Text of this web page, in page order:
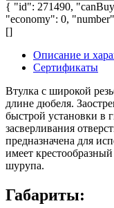
{ "id": 271490,
"economy": 0,
[]
Описание и
Сертификаты
Втулка с широкой
длине дюбеля.
быстрой установки в
засверливания
предназначена для
имеет
шурупа.
Габариты: